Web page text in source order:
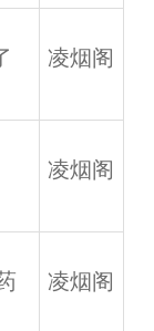
凌烟阁
凌烟阁
凌烟阁